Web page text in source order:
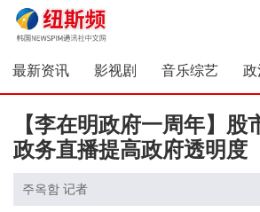
最新资讯 影视剧 音乐综艺 政
【李在明政府一周年】股
政务直播提高政府透明度
주옥함 记者